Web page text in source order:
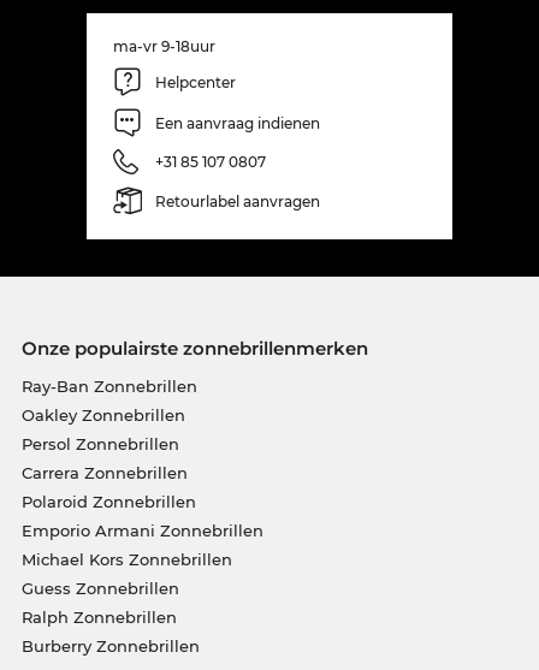
ma-vr 9-18uur
Helpcenter
Een aanvraag indienen
+31 85 107 0807
Retourlabel aanvragen
Onze populairste zonnebrillenmerken
Ray-Ban Zonnebrillen
Oakley Zonnebrillen
Persol Zonnebrillen
Carrera Zonnebrillen
Polaroid Zonnebrillen
Emporio Armani Zonnebrillen
Michael Kors Zonnebrillen
Guess Zonnebrillen
Ralph Zonnebrillen
Burberry Zonnebrillen